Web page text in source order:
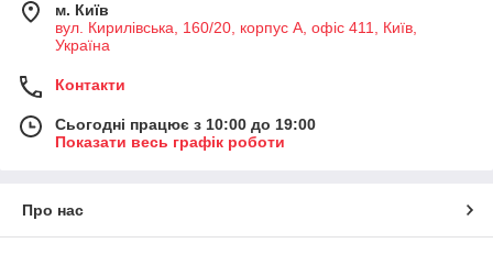
м. Київ
вул. Кирилівська, 160/20, корпус А, офіс 411, Київ,
Україна
Контакти
Сьогодні працює з 10:00 до 19:00
Показати весь графік роботи
Про нас